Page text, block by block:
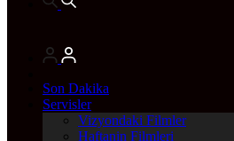
Son Dakika
Servisler
Vizyondaki Filmler
Haftanin Filmleri